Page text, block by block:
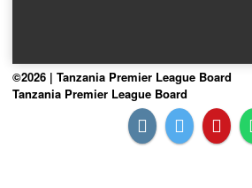
©2026 | Tanzania Premier League Board
Tanzania Premier League Board